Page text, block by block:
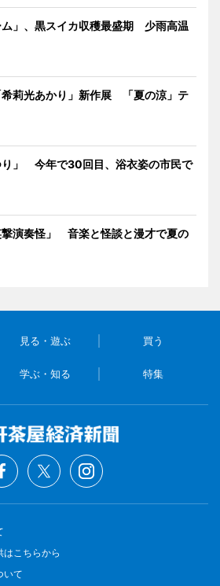
」、黒スイカ収穫最盛期 少雨高温
莉光あかり」新作展 「夏の涼」テ
り」 今年で30回目、浴衣姿の市民で
撃演奏怪」 音楽と怪談と漫才で夏の
見る・遊ぶ 買う
学ぶ・知る 特集
はこちらから
いて